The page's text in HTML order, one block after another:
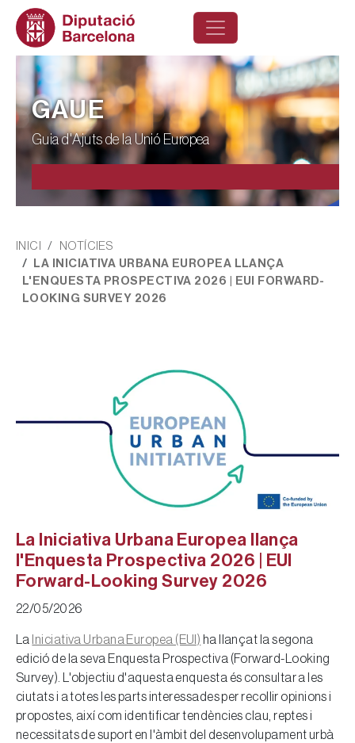
Vés al contingut
GAUE
Guia d'Ajuts de la Unió Europea
Fil d'ariadna
INICI
NOTÍCIES
LA INICIATIVA URBANA EUROPEA LLANÇA
L'ENQUESTA PROSPECTIVA 2026 | EUI FORWARD-
LOOKING SURVEY 2026
La Iniciativa Urbana Europea llança
l'Enquesta Prospectiva 2026 | EUI
Forward-Looking Survey 2026
22/05/2026
La Iniciativa Urbana Europea (EUI) ha llançat la segona
edició de la seva Enquesta Prospectiva (Forward-Looking
Survey). L'objectiu d'aquesta enquesta és consultar a les
ciutats i a totes les parts interessades per recollir opinions i
propostes, així com identificar tendències clau, reptes i
necessitats de suport en l'àmbit del desenvolupament urbà